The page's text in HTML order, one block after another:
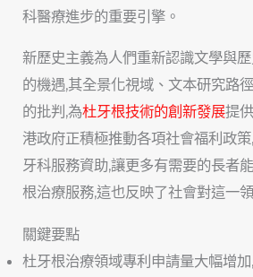
科醫療進步的重要引擎。
新歷史主義為人們重新認識文學與
的機遇,其全景化視域、文本研究路
的批判,為杜牙根技術的創新發展提
港政府正積極推動各項社會福利政
牙科服務資助,讓更多有需要的長者
根治療服務,這也反映了社會對這一
關鍵要點
杜牙根治療領域專利申請量大幅增